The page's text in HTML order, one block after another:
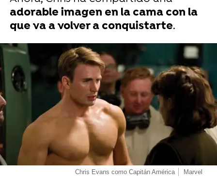
adorable imagen en la cama con la
que va a volver a conquistarte.
-
Chris Evans como Capitán América Marvel